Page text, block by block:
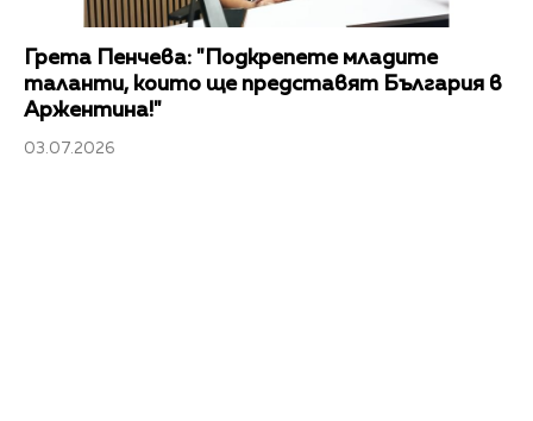
Грета Пенчева: "Подкрепете младите
таланти, които ще представят България в
Аржентина!"
03.07.2026